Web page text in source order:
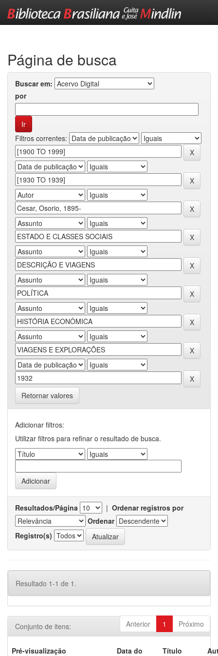
Página de busca
Buscar em:
por
Filtros correntes:
Retornar valores
Adicionar filtros:
Utilizar filtros para refinar o resultado de busca.
Resultados/Página | Ordenar registros por
Ordenar
Registro(s)
Resultado 1-1 de 1.
Anterior 1 Próximo
Conjunto de itens:
Pré-visualização
Data do
Título